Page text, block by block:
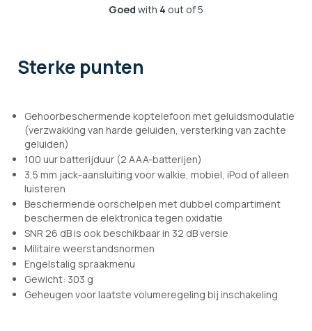
Goed with 4 out of 5
Sterke punten
Gehoorbeschermende koptelefoon met geluidsmodulatie
(verzwakking van harde geluiden, versterking van zachte
geluiden)
100 uur batterijduur (2 AAA-batterijen)
3,5 mm jack-aansluiting voor walkie, mobiel, iPod of alleen
luisteren
Beschermende oorschelpen met dubbel compartiment
beschermen de elektronica tegen oxidatie
SNR 26 dB is ook beschikbaar in 32 dB versie
Militaire weerstandsnormen
Engelstalig spraakmenu
Gewicht: 303 g
Geheugen voor laatste volumeregeling bij inschakeling